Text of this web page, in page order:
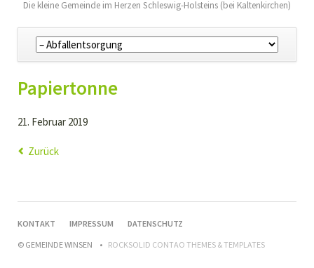
Die kleine Gemeinde im Herzen Schleswig-Holsteins (bei Kaltenkirchen)
Navigation
überspringen
Papiertonne
21. Februar 2019
Zurück
NAVIGATION
KONTAKT IMPRESSUM
DATENSCHUTZ
© GEMEINDE WINSEN
ROCKSOLID CONTAO THEMES & TEMPLATES